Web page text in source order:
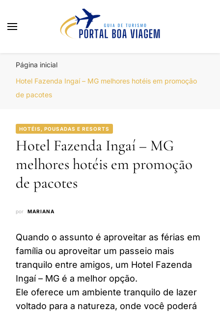
Página inicial
Hotel Fazenda Ingaí – MG melhores hotéis em promoção
de pacotes
HOTÉIS, POUSADAS E RESORTS
Hotel Fazenda Ingaí – MG
melhores hotéis em promoção
de pacotes
por MARIANA
Quando o assunto é aproveitar as férias em
família ou aproveitar um passeio mais
tranquilo entre amigos, um Hotel Fazenda
Ingaí – MG é a melhor opção.
Ele oferece um ambiente tranquilo de lazer
voltado para a natureza, onde você poderá